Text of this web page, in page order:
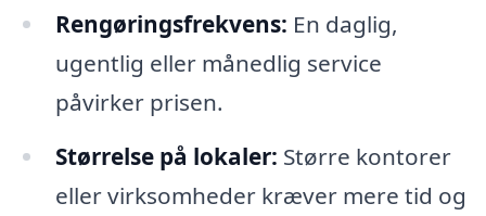
Rengøringsfrekvens: En daglig,
ugentlig eller månedlig service
påvirker prisen.
Størrelse på lokaler: Større kontorer
eller virksomheder kræver mere tid og